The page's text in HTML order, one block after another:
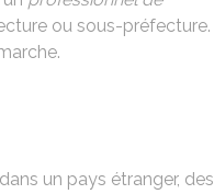
ou sous-préfecture.
un pays étranger, des